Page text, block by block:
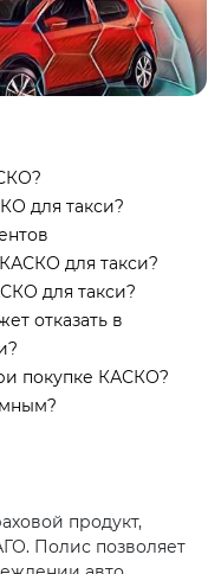
для такси?
для такси?
для такси?
отказать в
покупке КАСКО?
продукт,
Полис позволяет